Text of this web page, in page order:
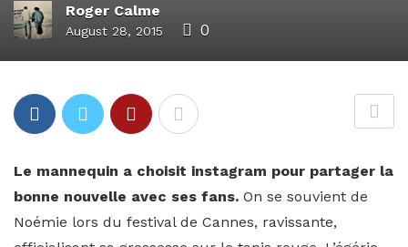
Roger Calme
August 28, 2015 0
Le mannequin a choisit instagram pour partager la
bonne nouvelle avec ses fans. On se souvient de
Noémie lors du festival de Cannes, ravissante,